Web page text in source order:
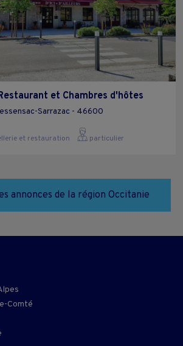
et Chambres d'hôtes
Sarrazac - 46600
et restauration particulier
annonces de la région Occitanie
Comté